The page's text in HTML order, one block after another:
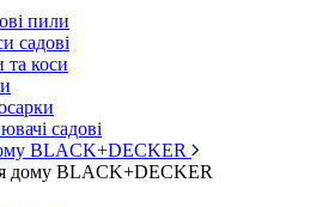
пили
садові
та коси
садові
BLACK+DECKER
дому BLACK+DECKER